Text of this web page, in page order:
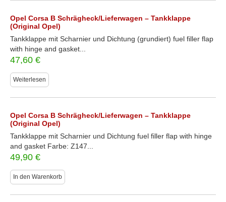
Opel Corsa B Schrägheck/Lieferwagen – Tankklappe
(Original Opel)
Tankklappe mit Scharnier und Dichtung (grundiert) fuel filler flap
with hinge and gasket...
47,60 €
Weiterlesen
Opel Corsa B Schrägheck/Lieferwagen – Tankklappe
(Original Opel)
Tankklappe mit Scharnier und Dichtung fuel filler flap with hinge
and gasket Farbe: Z147...
49,90 €
In den Warenkorb